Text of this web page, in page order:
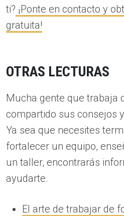
ti? ¡Ponte en contacto y
gratuita!
OTRAS LECTURAS
Mucha gente que trabaja
compartido sus consejos
Ya sea que necesites
fortalecer un equipo,
un taller, encontrarás
ayudarte.
El arte de trabajar de